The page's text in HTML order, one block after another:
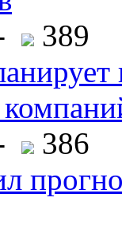
389
386